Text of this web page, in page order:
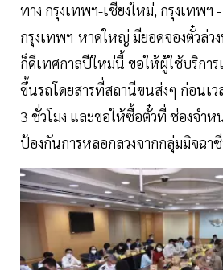
ทาง กรุงเทพฯ-เชียงใหม่, กรุงเทพ
กรุงเทพฯ-หาดใหญ่ มียอดจองตั๋วล่ว
ก็ดีเทศกาลปีใหม่นี้ ขอให้ผู้ใช้บริการ
ขึ้นรถโดยสารที่สถานีขนส่งๆ ก่อนเว
3 ชั่วโมง และขอให้ซื้อตั๋วที่ ช่องจำ
ป้องกันการหลอกลวงจากกลุ่มมิจฉา